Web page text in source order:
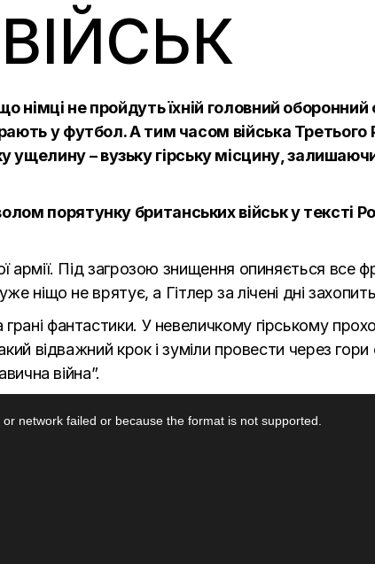
німці не пройдуть їхній головний
у футбол. А тим часом війська Третього
– вузьку гірську місцину,
порятунку британських військ у тексті
армії. Під загрозою знищення опиняється все
ніщо не врятує, а Гітлер за лічені дні
фантастики. У невеличкому гірському
відважний крок і зуміли провести через
війна”.